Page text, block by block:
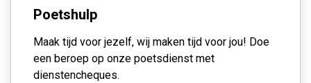
Poetshulp
Maak tijd voor jezelf, wij maken tijd voor jou! Doe
een beroep op onze poetsdienst met
dienstencheques.